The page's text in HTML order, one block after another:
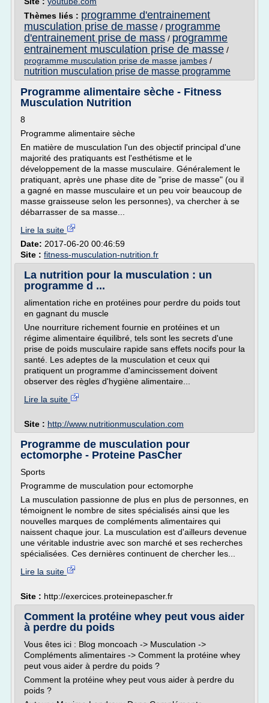
Thèmes liés : programme d'entrainement
musculation prise de masse / programme
d'entrainement prise de mass / programme
entrainement musculation prise de masse /
programme musculation prise de masse jambes /
nutrition musculation prise de masse programme
Programme alimentaire sèche - Fitness
Musculation Nutrition
8
Programme alimentaire sèche
En matière de musculation l'un des objectif principal d'une
majorité des pratiquants est l'esthétisme et le
développement de la masse musculaire. Généralement le
pratiquant, après une phase dite de "prise de masse" (ou il
a gagné en masse musculaire et un peu voir beaucoup de
masse graisseuse selon les personnes), va chercher à se
débarrasser de sa masse...
Lire la suite
Date: 2017-06-20 00:46:59
Site : fitness-musculation-nutrition.fr
La nutrition pour la musculation : un
programme d ...
alimentation riche en protéines pour perdre du poids tout
en gagnant du muscle
Une nourriture richement fournie en protéines et un
régime alimentaire équilibré, tels sont les secrets d'une
prise de poids musculaire rapide sans effets nocifs pour la
santé. Les adeptes de la musculation et ceux qui
pratiquent un programme d'amincissement doivent
observer des règles d'hygiène alimentaire...
Lire la suite
Site : http://www.nutritionmusculation.com
Programme de musculation pour
ectomorphe - Proteine PasCher
Sports
Programme de musculation pour ectomorphe
La musculation passionne de plus en plus de personnes, en
témoignent le nombre de sites spécialisés ainsi que les
nouvelles marques de compléments alimentaires qui
naissent chaque jour. La musculation est d'ailleurs devenue
une véritable industrie avec son marché et ses recherches
spécialisées. Ces dernières continuent de chercher les...
Lire la suite
Site : http://exercices.proteinepascher.fr
Comment la protéine whey peut vous aider
à perdre du poids
Vous êtes ici : Blog moncoach -> Musculation ->
Compléments alimentaires -> Comment la protéine whey
peut vous aider à perdre du poids ?
Comment la protéine whey peut vous aider à perdre du
poids ?